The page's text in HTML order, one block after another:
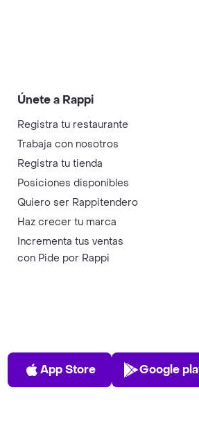
Únete a Rappi
Registra tu restaurante
Trabaja con nosotros
Registra tu tienda
Posiciones disponibles
Quiero ser Rappitendero
Haz crecer tu marca
Incrementa tus ventas
con Pide por Rappi
App Store
App Store
Play
Google